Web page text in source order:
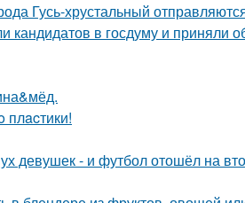
Гусь-хрустальный
в госдуму и приняли
плacтики!
девушек - и футбол отошёл на